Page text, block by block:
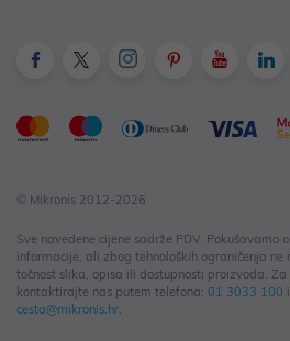
© Mikronis 2012-2026
Sve navedene cijene sadrže PDV. Pokušavamo
informacije, ali zbog tehnoloških ograničenja
točnost slika, opisa ili dostupnosti proizvoda.
kontaktirajte nas putem telefona: 01 3033 100
cesta@mikronis.hr.